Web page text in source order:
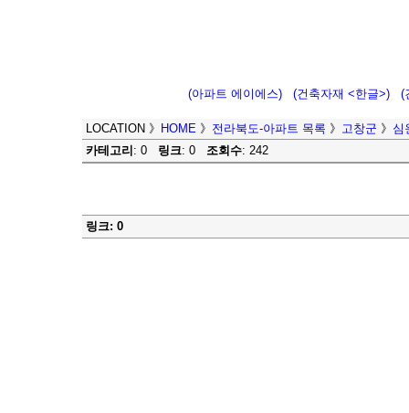
(아파트 에이에스) (건축자재 <한글>) (
LOCATION 》 HOME 》 전라북도-아파트 목록 》 고창군 》 심
카테고리 : 0 링크: 0 조회수: 242
링크: 0